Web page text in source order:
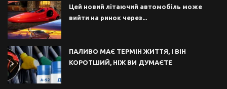
Цей новий літаючий автомобіль може
вийти на ринок через...
ПАЛИВО МАЄ ТЕРМІН ЖИТТЯ, І ВІН
КОРОТШИЙ, НІЖ ВИ ДУМАЄТЕ